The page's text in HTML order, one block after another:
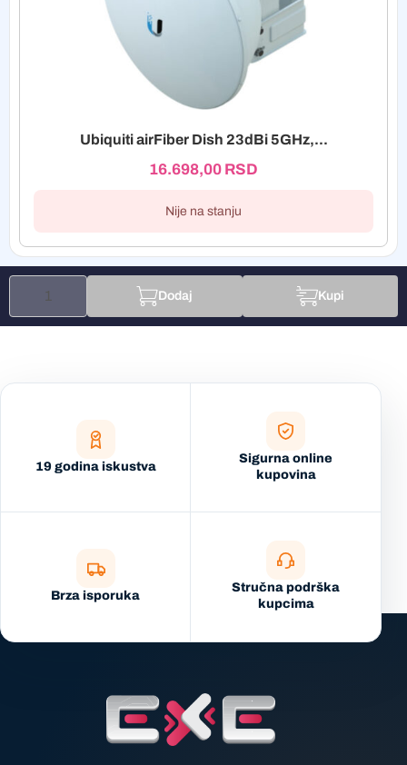
Ubiquiti airFiber Dish 23dBi 5GHz,...
16.698,00 RSD
Nije na stanju
Dodaj Kupi
19 godina iskustva
Sigurna online
kupovina
Brza isporuka
Stručna podrška
kupcima